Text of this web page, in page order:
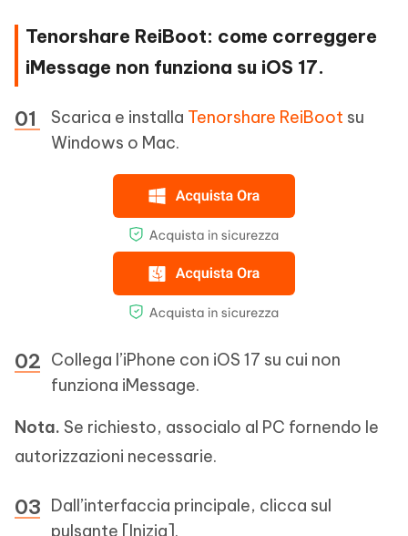
Tenorshare ReiBoot: come correggere
iMessage non funziona su iOS 17.
Scarica e installa Tenorshare ReiBoot su
Windows o Mac.
Collega l’iPhone con iOS 17 su cui non
funziona iMessage.
Nota. Se richiesto, associalo al PC fornendo le
autorizzazioni necessarie.
Dall’interfaccia principale, clicca sul
pulsante [Inizia].